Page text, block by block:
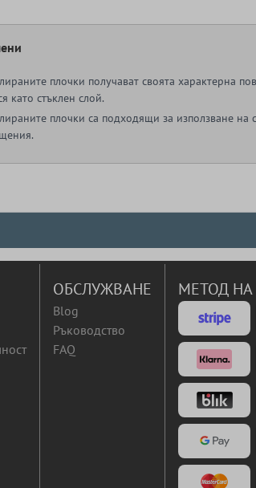
плочки получават своята характерна
като стъклен слой.
плочки са подходящи за използване
ОБСЛУЖВАНЕ
Blog
Ръководство
FAQ
МЕТОД